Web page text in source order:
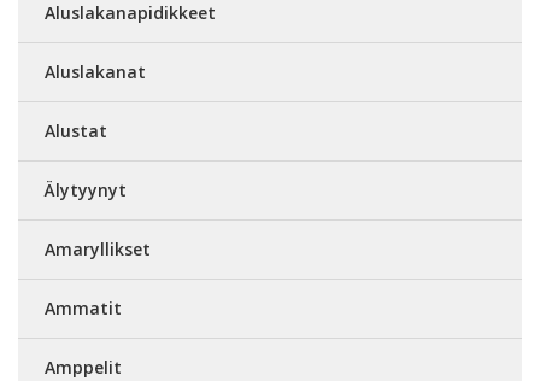
Aluslakanapidikkeet
Aluslakanat
Alustat
Älytyynyt
Amaryllikset
Ammatit
Amppelit